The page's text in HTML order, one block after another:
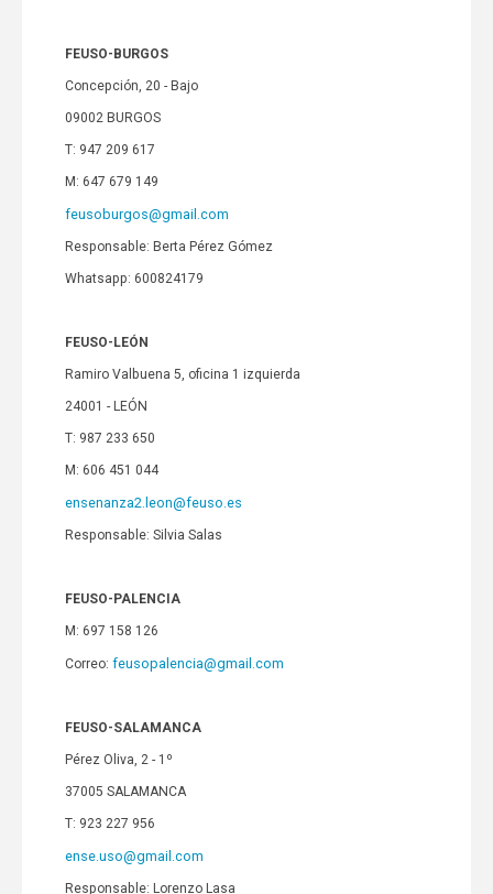
FEUSO-BURGOS
Concepción, 20 - Bajo
09002 BURGOS
T: 947 209 617
M: 647 679 149
feusoburgos@gmail.com
Responsable: Berta Pérez Gómez
Whatsapp: 600824179
FEUSO-LEÓN
Ramiro Valbuena 5, oficina 1 izquierda
24001 - LEÓN
T: 987 233 650
M: 606 451 044
ensenanza2.leon@feuso.es
Responsable: Silvia Salas
FEUSO-PALENCIA
M: 697 158 126
Correo: feusopalencia@gmail.com
FEUSO-SALAMANCA
Pérez Oliva, 2 - 1º
37005 SALAMANCA
T: 923 227 956
ense.uso@gmail.com
Responsable: Lorenzo Lasa